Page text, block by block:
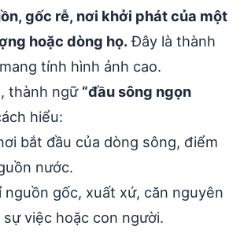
gốc rễ, nơi khởi phát của một
hoặc dòng họ.Đây là thành
tính hình ảnh cao.
thành ngữ “đầu sông ngọn
hiểu:
bắt đầu của dòng sông, điểm
nước.
nguồn gốc, xuất xứ, căn nguyên
việc hoặc con người.